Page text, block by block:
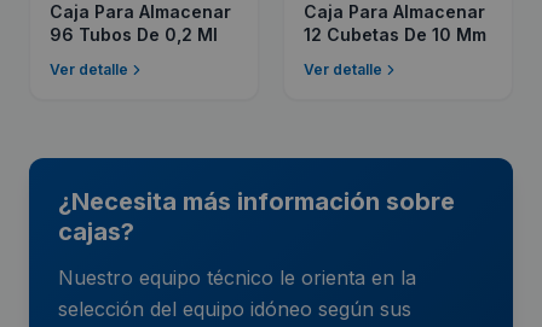
Caja Para Almacenar
96 Tubos De 0,2 Ml
Ver detalle
Caja Para Almacenar
12 Cubetas De 10 Mm
Ver detalle
¿Necesita más información sobre
cajas?
Nuestro equipo técnico le orienta en la
selección del equipo idóneo según sus